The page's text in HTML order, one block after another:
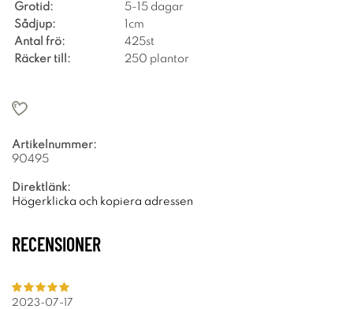
Grotid:
5-15 dagar
Sådjup:
1cm
Antal frö:
425st
Räcker till:
250 plantor
Artikelnummer:
90495
Direktlänk:
Högerklicka och kopiera adressen
RECENSIONER
2023-07-17